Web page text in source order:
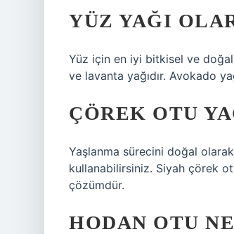
YÜZ YAĞI
Yüz için en iyi bitkisel ve doğal
ve lavanta yağıdır. Avokado
ÇÖREK OTU
Yaşlanma sürecini doğal
kullanabilirsiniz. Siyah çörek
çözümdür.
HODAN OTU